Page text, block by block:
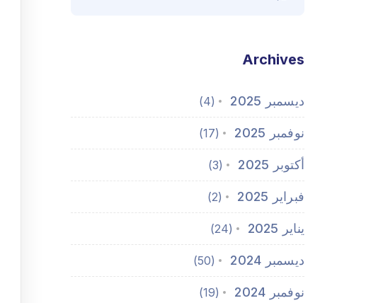
Archives
ديسمبر 2025 (4)
نوفمبر 2025 (17)
أكتوبر 2025 (3)
فبراير 2025 (2)
يناير 2025 (24)
ديسمبر 2024 (50)
نوفمبر 2024 (19)